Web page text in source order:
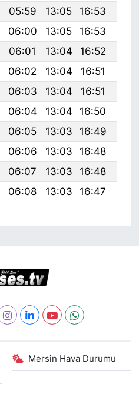
05:59 13:05 16:53
06:00 13:05 16:53
06:01 13:04 16:52
06:02 13:04 16:51
06:03 13:04 16:51
06:04 13:04 16:50
06:05 13:03 16:49
06:06 13:03 16:48
06:07 13:03 16:48
06:08 13:03 16:47
Mersin Hava Durumu